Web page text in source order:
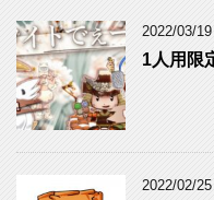
2022/03/19
1人用限
2022/02/25